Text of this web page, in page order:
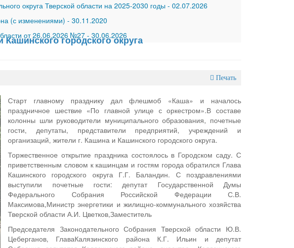
округа Тверской области на 2025-2030 годы - 02.07.2026
(с изменениями) - 30.11.2020
от 26.06.2026 №27 - 30.06.2026
городского округа
Печать
Старт главному празднику дал флешмоб «Каша» и началось
праздничное шествие «По главной улице с оркестром».В составе
колонны шли руководители муниципального образования, почетные
гости, депутаты, представители предприятий, учреждений и
организаций, жители г. Кашина и Кашинского городского округа.
Торжественное открытие праздника состоялось в Городском саду. С
приветственным словом к кашинцам и гостям города обратился Глава
Кашинского городского округа Г.Г. Баландин. С поздравлениями
выступили почетные гости: депутат Государственной Думы
Федерального Собрания Российской Федерации С.В.
Максимова,Министр энергетики и жилищно-коммунального хозяйства
Тверской области А.И. Цветков,Заместитель
Председателя Законодательного Собрания Тверской области Ю.В.
Цеберганов, ГлаваКалязинского района К.Г. Ильин и депутат